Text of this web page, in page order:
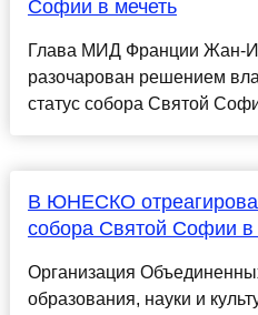
Софии в мечеть
Глава МИД Франции Жан-
разочарован решением
статус собора Святой
В ЮНЕСКО
собора Святой Софии в
Организация
образования, науки и